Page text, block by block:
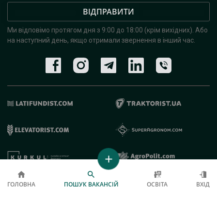
ВІДПРАВИТИ
Ми відповімо протягом дня з 9:00 до 18:00 (крім вихідних). Або
на наступний день, якщо отримали звернення в інший час.
© 2019 - 2026 AgroRobota. Всі права захищені.
ГОЛОВНА ПОШУК ВАКАНСІЙ ОСВІТА ВХІД